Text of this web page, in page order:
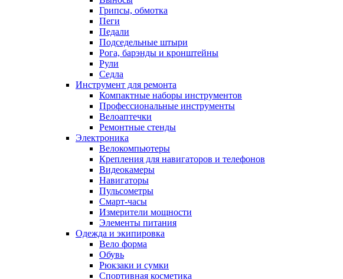
Грипсы, обмотка
Пеги
Педали
Подседельные штыри
Рога, барэнды и кронштейны
Рули
Седла
Инструмент для ремонта
Компактные наборы инструментов
Профессиональные инструменты
Велоаптечки
Ремонтные стенды
Электроника
Велокомпьютеры
Крепления для навигаторов и телефонов
Видеокамеры
Навигаторы
Пульсометры
Смарт-часы
Измерители мощности
Элементы питания
Одежда и экипировка
Вело форма
Обувь
Рюкзаки и сумки
Спортивная косметика